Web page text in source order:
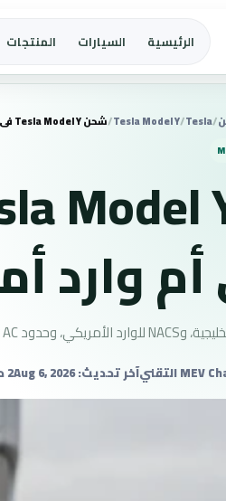
الرئيسية السيارات المنتجات
/
Tesla
/
Tesla Model Y
/شحن Tesla Model Y في الإمارات: خليجي أم وارد أمريكي
وارد
آخر تحديث: Aug 6, 2026 2 دقائق قراءة